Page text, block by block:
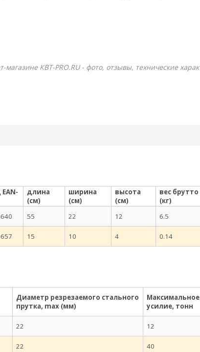
КВТ-PRO.RU - фото, отзывы, технические
длина
(см)
ширина
(см)
высота
(см)
вес брутто
(кг)
55 22 12 6.5
15 10 4 0.14
Диаметр резрезаемого стального
прутка, max (мм)
Максимальное
усилие, тонн
22 12
22 40